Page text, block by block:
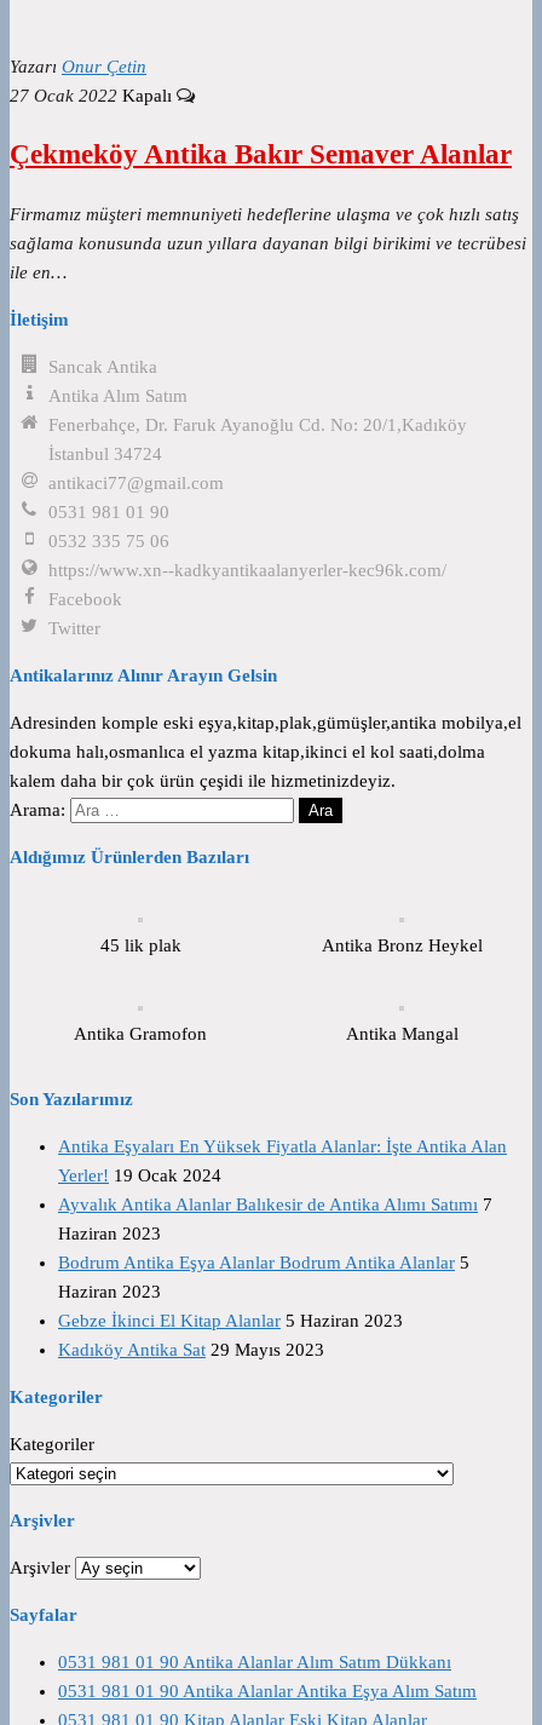
Yazarı Onur Çetin
27 Ocak 2022 Kapalı
Çekmeköy Antika Bakır Semaver Alanlar
Firmamız müşteri memnuniyeti hedeflerine ulaşma ve çok hızlı satış
sağlama konusunda uzun yıllara dayanan bilgi birikimi ve tecrübesi
ile en…
İletişim
Sancak Antika
Antika Alım Satım
Fenerbahçe, Dr. Faruk Ayanoğlu Cd. No: 20/1,Kadıköy
İstanbul 34724
antikaci77@gmail.com
0531 981 01 90
0532 335 75 06
https://www.xn--kadkyantikaalanyerler-kec96k.com/
Facebook
Twitter
Antikalarınız Alınır Arayın Gelsin
Adresinden komple eski eşya,kitap,plak,gümüşler,antika mobilya,el
dokuma halı,osmanlıca el yazma kitap,ikinci el kol saati,dolma
kalem daha bir çok ürün çeşidi ile hizmetinizdeyiz.
Arama:
Aldığımız Ürünlerden Bazıları
45 lik plak Antika Bronz Heykel
Antika Gramofon Antika Mangal
Son Yazılarımız
Antika Eşyaları En Yüksek Fiyatla Alanlar: İşte Antika Alan
Yerler! 19 Ocak 2024
Ayvalık Antika Alanlar Balıkesir de Antika Alımı Satımı 7
Haziran 2023
Bodrum Antika Eşya Alanlar Bodrum Antika Alanlar 5
Haziran 2023
Gebze İkinci El Kitap Alanlar 5 Haziran 2023
Kadıköy Antika Sat 29 Mayıs 2023
Kategoriler
Kategoriler
Arşivler
Arşivler
Sayfalar
0531 981 01 90 Antika Alanlar Alım Satım Dükkanı
0531 981 01 90 Antika Alanlar Antika Eşya Alım Satım
0531 981 01 90 Kitap Alanlar Eski Kitap Alanlar